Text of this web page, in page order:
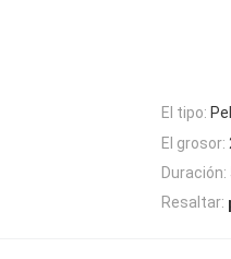
El tipo:
El grosor:
Duración:
Resaltar: